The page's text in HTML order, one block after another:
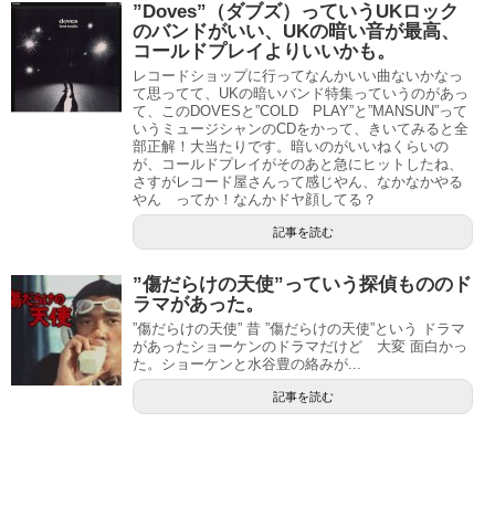
”Doves”（ダブズ）っていうUKロック
のバンドがいい、UKの暗い音が最高、
コールドプレイよりいいかも。
レコードショップに行ってなんかいい曲ないかなっ
て思ってて、UKの暗いバンド特集っていうのがあっ
て、このDOVESと”COLD PLAY”と”MANSUN”って
いうミュージシャンのCDをかって、きいてみると全
部正解！大当たりです。暗いのがいいねくらいの
が、コールドプレイがそのあと急にヒットしたね、
さすがレコード屋さんって感じやん、なかなかやる
やん ってか！なんかドヤ顔してる？
記事を読む
”傷だらけの天使”っていう探偵もののド
ラマがあった。
”傷だらけの天使” 昔 ”傷だらけの天使”という ドラマ
があったショーケンのドラマだけど 大変 面白かっ
た。ショーケンと水谷豊の絡みが...
記事を読む